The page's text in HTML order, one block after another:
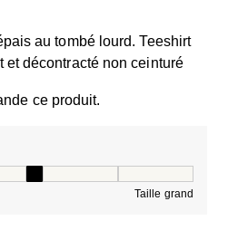
au tombé lourd. Teeshirt
et décontracté non ceinturé
ce produit.
Taille grand